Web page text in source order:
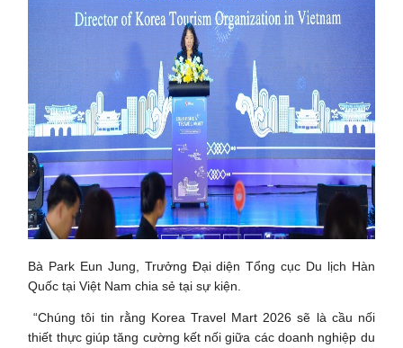
Bà Park Eun Jung, Trưởng Đại diện Tổng cục Du lịch Hàn
Quốc tại Việt Nam chia sẻ tại sự kiện.
“Chúng tôi tin rằng Korea Travel Mart 2026 sẽ là cầu nối
thiết thực giúp tăng cường kết nối giữa các doanh nghiệp du